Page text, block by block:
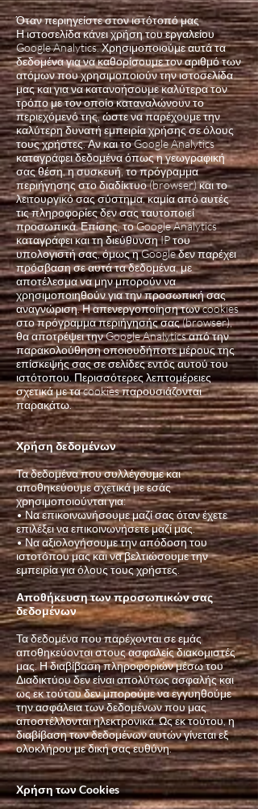
Όταν περιηγείστε στον ιστότοπό μας
Η ιστοσελίδα κάνει χρήση του εργαλείου
Google Analytics. Χρησιμοποιούμε αυτά τα
δεδομένα για να καθορίσουμε τον αριθμό των
ατόμων που χρησιμοποιούν την ιστοσελίδα
μας και για να κατανοήσουμε καλύτερα τον
τρόπο με τον οποίο καταναλώνουν το
περιεχόμενό της, ώστε να παρέχουμε την
καλύτερη δυνατή εμπειρία χρήσης σε όλους
τους χρήστες. Αν και το Google Analytics
καταγράφει δεδομένα όπως η γεωγραφική
σας θέση, η συσκευή, το πρόγραμμα
περιήγησης στο διαδίκτυο (browser) και το
λειτουργικό σας σύστημα, καμία από αυτές
τις πληροφορίες δεν σας ταυτοποιεί
προσωπικά. Επίσης, το Google Analytics
καταγράφει και τη διεύθυνση IP του
υπολογιστή σας, όμως η Google δεν παρέχει
πρόσβαση σε αυτά τα δεδομένα, με
αποτέλεσμα να μην μπορούν να
χρησιμοποιηθούν για την προσωπική σας
αναγνώριση. Η απενεργοποίηση των cookies
στο πρόγραμμα περιήγησής σας (browser),
θα αποτρέψει την Google Analytics από την
παρακολούθηση οποιουδήποτε μέρους της
επίσκεψής σας σε σελίδες εντός αυτού του
ιστότοπου. Περισσότερες λεπτομέρειες
σχετικά με τα cookies παρουσιάζονται
παρακάτω.
Χρήση δεδομένων
Τα δεδομένα που συλλέγουμε και
αποθηκεύουμε σχετικά με εσάς
χρησιμοποιούνται για:
• Να επικοινωνήσουμε μαζί σας όταν έχετε
επιλέξει να επικοινωνήσετε μαζί μας.
• Να αξιολογήσουμε την απόδοση του
ιστοτόπου μας και να βελτιώσουμε την
εμπειρία για όλους τους χρήστες.
Αποθήκευση των προσωπικών σας
δεδομένων
Τα δεδομένα που παρέχονται σε εμάς
αποθηκεύονται στους ασφαλείς διακομιστές
μας. Η διαβίβαση πληροφοριών μέσω του
Διαδικτύου δεν είναι απολύτως ασφαλής και
ως εκ τούτου δεν μπορούμε να εγγυηθούμε
την ασφάλεια των δεδομένων που μας
αποστέλλονται ηλεκτρονικά. Ως εκ τούτου, η
διαβίβαση των δεδομένων αυτών γίνεται εξ
ολοκλήρου με δική σας ευθύνη.
Χρήση των Cookies